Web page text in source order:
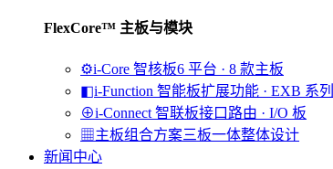
FlexCore™ 主板与模块
⚙i-Core 智核板6 平台 · 8 款主板
◧i-Function 智能板扩展功能 · EXB 系列
⊕i-Connect 智联板接口路由 · I/O 板
▦主板组合方案三板一体整体设计
新闻中心